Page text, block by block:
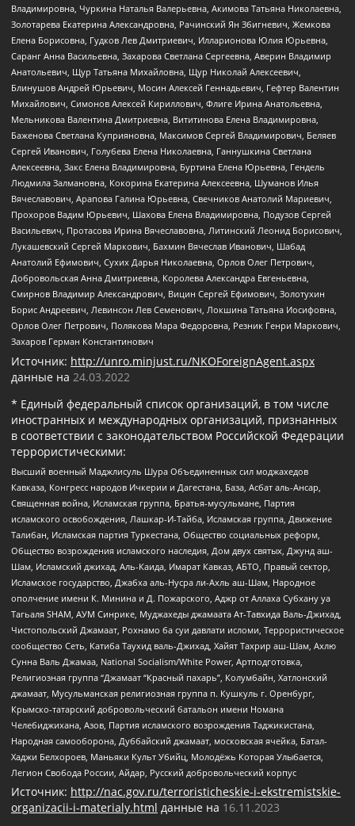
Владимировна, Чуркина Наталья Валерьевна, Акимова Татьяна Николаевна,
Золотарева Екатерина Александровна, Рачинский Ян Збигневич, Жемкова
Елена Борисовна, Гудков Лев Дмитриевич, Илларионова Юлия Юрьевна,
Саранг Анна Васильевна, Захарова Светлана Сергеевна, Аверин Владимир
Анатольевич, Щур Татьяна Михайловна, Щур Николай Алексеевич,
Блинушов Андрей Юрьевич, Мосин Алексей Геннадьевич, Гефтер Валентин
Михайлович, Симонов Алексей Кириллович, Флиге Ирина Анатольевна,
Мельникова Валентина Дмитриевна, Вититинова Елена Владимировна,
Баженова Светлана Куприяновна, Максимов Сергей Владимирович, Беляев
Сергей Иванович, Голубева Елена Николаевна, Ганнушкина Светлана
Алексеевна, Закс Елена Владимировна, Буртина Елена Юрьевна, Гендель
Людмила Залмановна, Кокорина Екатерина Алексеевна, Шуманов Илья
Вячеславович, Арапова Галина Юрьевна, Свечников Анатолий Мариевич,
Прохоров Вадим Юрьевич, Шахова Елена Владимировна, Подузов Сергей
Васильевич, Протасова Ирина Вячеславовна, Литинский Леонид Борисович,
Лукашевский Сергей Маркович, Бахмин Вячеслав Иванович, Шабад
Анатолий Ефимович, Сухих Дарья Николаевна, Орлов Олег Петрович,
Добровольская Анна Дмитриевна, Королева Александра Евгеньевна,
Смирнов Владимир Александрович, Вицин Сергей Ефимович, Золотухин
Борис Андреевич, Левинсон Лев Семенович, Локшина Татьяна Иосифовна,
Орлов Олег Петрович, Полякова Мара Федоровна, Резник Генри Маркович,
Захаров Герман Константинович
Источник: http://unro.minjust.ru/NKOForeignAgent.aspx
данные на 24.03.2022
* Единый федеральный список организаций, в том числе
иностранных и международных организаций, признанных
в соответствии с законодательством Российской Федерации
террористическими:
Высший военный Маджлисуль Шура Объединенных сил моджахедов
Кавказа, Конгресс народов Ичкерии и Дагестана, База, Асбат аль-Ансар,
Священная война, Исламская группа, Братья-мусульмане, Партия
исламского освобождения, Лашкар-И-Тайба, Исламская группа, Движение
Талибан, Исламская партия Туркестана, Общество социальных реформ,
Общество возрождения исламского наследия, Дом двух святых, Джунд аш-
Шам, Исламский джихад, Аль-Каида, Имарат Кавказ, АБТО, Правый сектор,
Исламское государство, Джабха аль-Нусра ли-Ахль аш-Шам, Народное
ополчение имени К. Минина и Д. Пожарского, Аджр от Аллаха Субхану уа
Тагьаля SHAM, АУМ Синрике, Муджахеды джамаата Ат-Тавхида Валь-Джихад,
Чистопольский Джамаат, Рохнамо ба суи давлати исломи, Террористическое
сообщество Сеть, Катиба Таухид валь-Джихад, Хайят Тахрир аш-Шам, Ахлю
Сунна Валь Джамаа, National Socialism/White Power, Артподготовка,
Религиозная группа “Джамаат “Красный пахарь”, Колумбайн, Хатлонский
джамаат, Мусульманская религиозная группа п. Кушкуль г. Оренбург,
Крымско-татарский добровольческий батальон имени Номана
Челебиджихана, Азов, Партия исламского возрождения Таджикистана,
Народная самооборона, Дуббайский джамаат, московская ячейка, Батал-
Хаджи Белхороев, Маньяки Культ Убийц, Молодёжь Которая Улыбается,
Легион Свобода России, Айдар, Русский добровольческий корпус
Источник: http://nac.gov.ru/terroristicheskie-i-ekstremistskie-
organizacii-i-materialy.html данные на 16.11.2023